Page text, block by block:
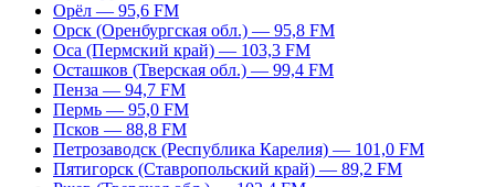
Орёл — 95,6 FM
Орск (Оренбургская обл.) — 95,8 FM
Оса (Пермский край) — 103,3 FM
Осташков (Тверская обл.) — 99,4 FM
Пенза — 94,7 FM
Пермь — 95,0 FM
Псков — 88,8 FM
Петрозаводск (Республика Карелия) — 101,0 FM
Пятигорск (Ставропольский край) — 89,2 FM